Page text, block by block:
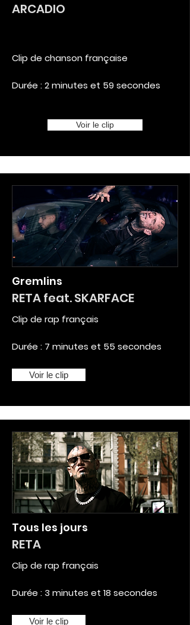
ARCADIO
Clip de chanson française
Durée : 2 minutes et 59 secondes
Voir le clip
Gremlins
RETA feat. SKARFACE
Clip de rap français
Durée : 7 minutes et 55 secondes
Voir le clip
Tous les jours
RETA
Clip de rap français
Durée : 3 minutes et 18 secondes
Voir le clip